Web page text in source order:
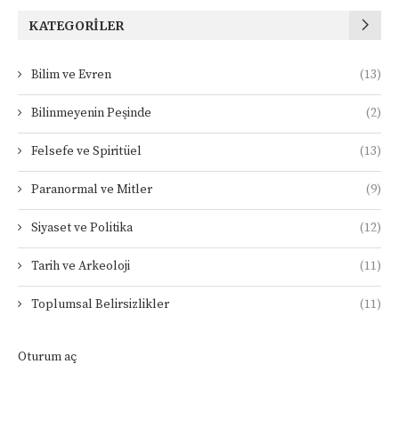
KATEGORILER
Bilim ve Evren (13)
Bilinmeyenin Peşinde (2)
Felsefe ve Spiritüel (13)
Paranormal ve Mitler (9)
Siyaset ve Politika (12)
Tarih ve Arkeoloji (11)
Toplumsal Belirsizlikler (11)
Oturum aç